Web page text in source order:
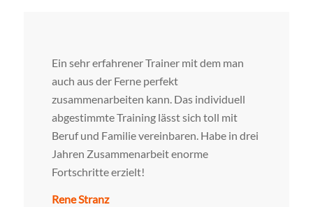
Ein sehr erfahrener Trainer mit dem man
auch aus der Ferne perfekt
zusammenarbeiten kann. Das individuell
abgestimmte Training lässt sich toll mit
Beruf und Familie vereinbaren. Habe in drei
Jahren Zusammenarbeit enorme
Fortschritte erzielt!
Rene Stranz